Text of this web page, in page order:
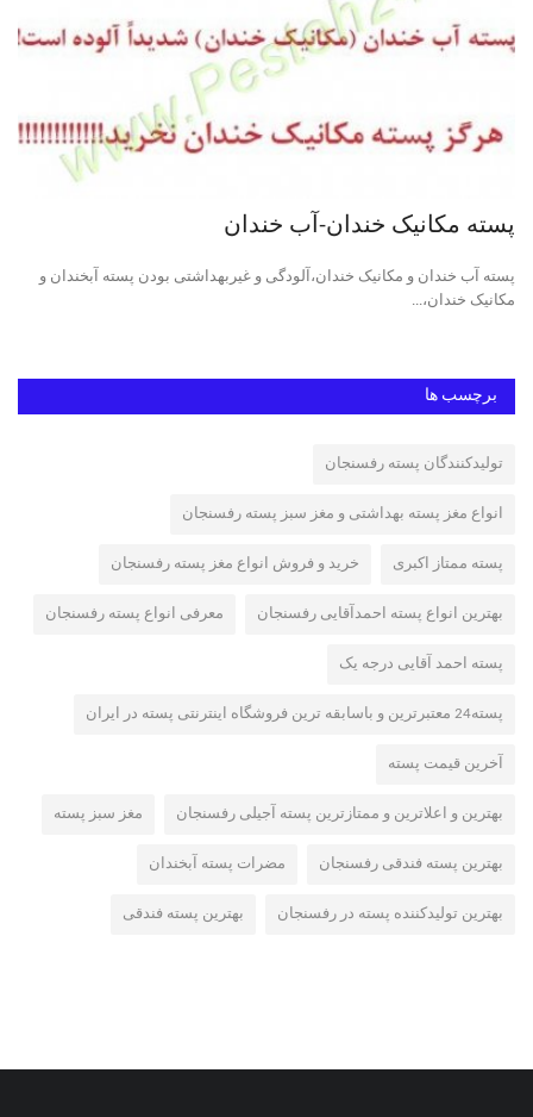
پسته مکانیک خندان-آب خندان
پسته آب خندان و مکانیک خندان،آلودگی و غیربهداشتی بودن پسته آبخندان و
مکانیک خندان،...
برچسب ها
تولیدکنندگان پسته رفسنجان
انواع مغز پسته بهداشتی و مغز سبز پسته رفسنجان
پسته ممتاز اکبری خرید و فروش انواع مغز پسته رفسنجان
بهترین انواع پسته احمدآقایی رفسنجان معرفی انواع پسته رفسنجان
پسته احمد آقایی درجه یک
پسته24 معتبرترین و باسابقه ترین فروشگاه اینترنتی پسته در ایران
آخرین قیمت پسته
بهترین و اعلاترین و ممتازترین پسته آجیلی رفسنجان مغز سبز پسته
بهترین پسته فندقی رفسنجان مضرات پسته آبخندان
بهترین تولیدکننده پسته در رفسنجان بهترین پسته فندقی